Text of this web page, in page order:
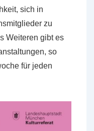
sich in
zu
Weiteren gibt es
so
für jeden